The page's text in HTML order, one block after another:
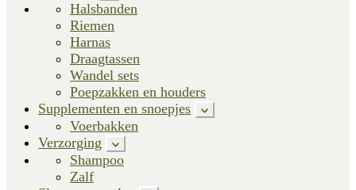
Halsbanden
Riemen
Harnas
Draagtassen
Wandel sets
Poepzakken en houders
Supplementen en snoepjes
Voerbakken
Verzorging
Shampoo
Zalf